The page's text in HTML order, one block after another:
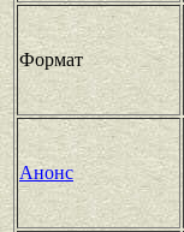
Формат
Анонс